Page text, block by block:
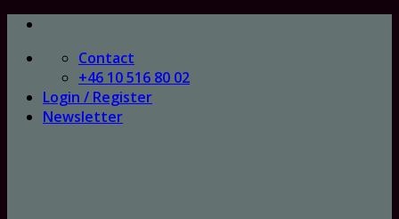
Skip
content
Contact
+46 10 516 80 02
Login / Register
Newsletter